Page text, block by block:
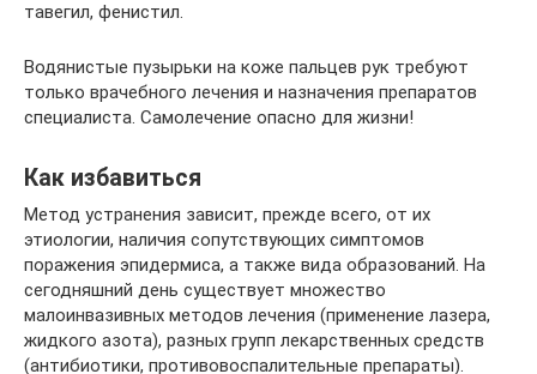
тавегил, фенистил.
Водянистые пузырьки на коже пальцев рук требуют
только врачебного лечения и назначения препаратов
специалиста. Самолечение опасно для жизни!
Как избавиться
Метод устранения зависит, прежде всего, от их
этиологии, наличия сопутствующих симптомов
поражения эпидермиса, а также вида образований. На
сегодняшний день существует множество
малоинвазивных методов лечения (применение лазера,
жидкого азота), разных групп лекарственных средств
(антибиотики, противовоспалительные препараты).